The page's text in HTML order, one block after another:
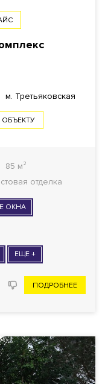
м. Третьяковская
85 м²
отделка
ОКНА
ЕЩЕ +
ПОДРОБНЕЕ